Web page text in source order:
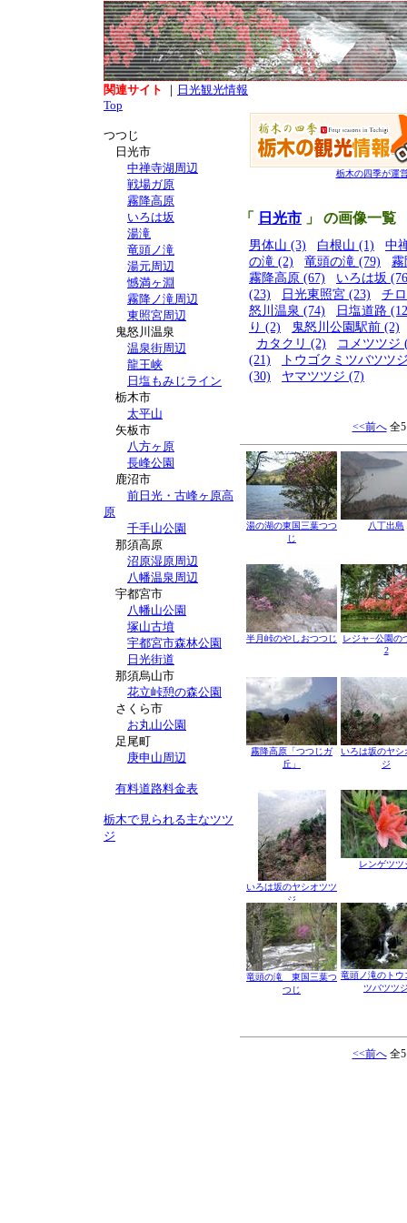
関連サイト ｜ 日光観光情報
Top
つつじ
日光市
中禅寺湖周辺
戦場ガ原
霧降高原
いろは坂
湯滝
竜頭ノ滝
湯元周辺
憾満ヶ淵
霧降ノ滝周辺
東照宮周辺
鬼怒川温泉
温泉街周辺
龍王峡
日塩もみじライン
栃木市
太平山
矢板市
八方ヶ原
長峰公園
鹿沼市
前日光・古峰ヶ原高
原
千手山公園
那須高原
沼原湿原周辺
八幡温泉周辺
宇都宮市
八幡山公園
塚山古墳
宇都宮市森林公園
日光街道
那須烏山市
花立峠憩の森公園
さくら市
お丸山公園
足尾町
庚申山周辺
有料道路料金表
栃木で見られる主なツツ
ジ
栃木の四季が運
「 日光市 」 の画像一覧
男体山 (3) 白根山 (1)
中
の滝 (2)
竜頭の滝 (79)
霧
霧降高原 (67)
いろは坂
(23)
日光東照宮 (23)
チ
怒川温泉 (74)
日塩道路
り (2)
鬼怒川公園駅前 (2)
カタクリ (2)
コメツツジ
(21)
トウゴクミツバツツ
(30)
ヤマツツジ (7)
<<前へ全
湯の湖の東国三葉つつ
じ
八丁出島
半月峠のやしおつつじ
レジャ−公園の
2
霧降高原「つつじガ
丘」
いろは坂のヤシ
ジ
いろは坂のヤシオツツ
ジ
レンゲツツ
竜頭の滝 東国三葉つ
つじ
竜頭ノ滝のトウ
ツバツツ
<<前へ全